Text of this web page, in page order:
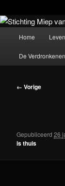
Spring
primaire
inhoud
De stichting
(1944-2015)
Hoofdmenu
Home
De
← Vorige
Gepubliceerd26
is thuis